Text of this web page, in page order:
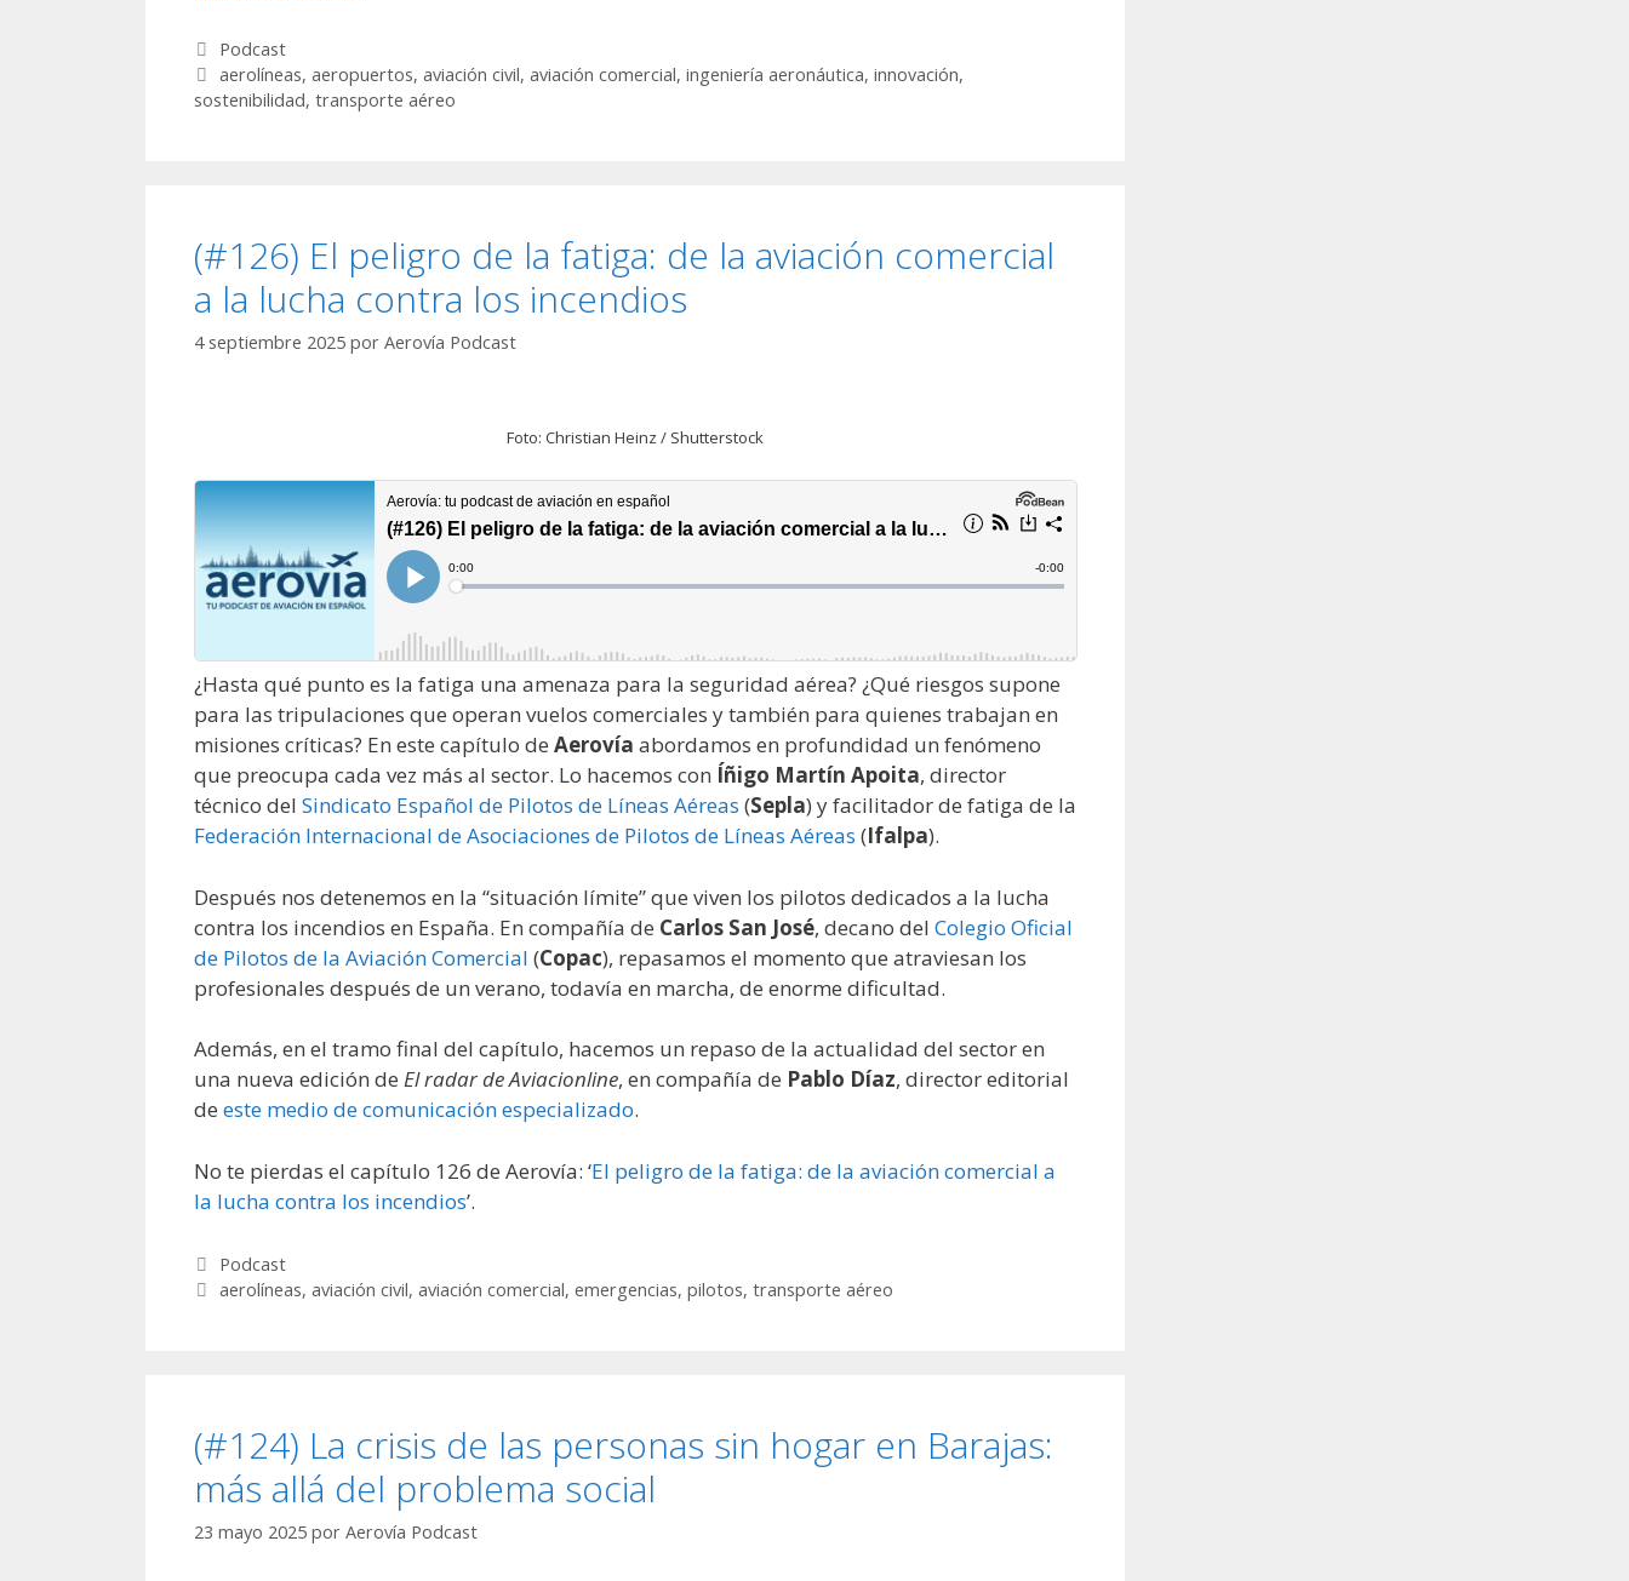
Categorías
Podcast
Etiquetas
aerolíneas,aeropuertos,aviación civil,aviación comercial,ingeniería aeronáutica,innovación,
sostenibilidad, transporte aéreo
(#126) El peligro de la fatiga: de la aviación comercial
a la lucha contra los incendios
4 septiembre 2025 por Aerovía Podcast
Foto: Christian Heinz / Shutterstock
¿Hasta qué punto es la fatiga una amenaza para la seguridad aérea? ¿Qué riesgos supone
para las tripulaciones que operan vuelos comerciales y también para quienes trabajan en
misiones críticas? En este capítulo de Aerovía abordamos en profundidad un fenómeno
que preocupa cada vez más al sector. Lo hacemos con Íñigo Martín Apoita, director
técnico del Sindicato Español de Pilotos de Líneas Aéreas (Sepla) y facilitador de fatiga de la
Federación Internacional de Asociaciones de Pilotos de Líneas Aéreas (Ifalpa).
Después nos detenemos en la “situación límite” que viven los pilotos dedicados a la lucha
contra los incendios en España. En compañía de Carlos San José, decano del Colegio Oficial
de Pilotos de la Aviación Comercial (Copac), repasamos el momento que atraviesan los
profesionales después de un verano, todavía en marcha, de enorme dificultad.
Además, en el tramo final del capítulo, hacemos un repaso de la actualidad del sector en
una nueva edición de El radar de Aviacionline, en compañía de Pablo Díaz, director editorial
de este medio de comunicación especializado.
No te pierdas el capítulo 126 de Aerovía: ‘El peligro de la fatiga: de la aviación comercial a
la lucha contra los incendios’.
Categorías
Podcast
Etiquetas
aerolíneas,aviación civil,aviación comercial,emergencias,pilotos,transporte aéreo
(#124) La crisis de las personas sin hogar en Barajas:
más allá del problema social
23 mayo 2025 por Aerovía Podcast